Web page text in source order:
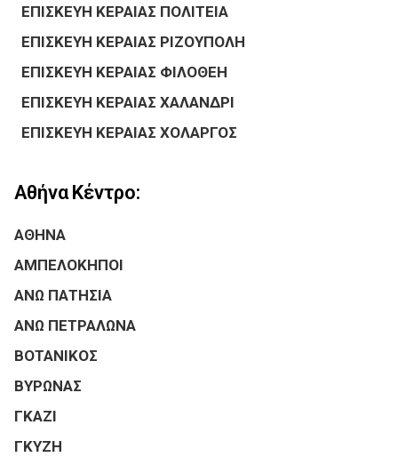
ΕΠΙΣΚΕΥΗ ΚΕΡΑΙΑΣ ΠΟΛΙΤΕΙΑ
ΕΠΙΣΚΕΥΗ ΚΕΡΑΙΑΣ ΡΙΖΟΥΠΟΛΗ
ΕΠΙΣΚΕΥΗ ΚΕΡΑΙΑΣ ΦΙΛΟΘΕΗ
ΕΠΙΣΚΕΥΗ ΚΕΡΑΙΑΣ ΧΑΛΑΝΔΡΙ
ΕΠΙΣΚΕΥΗ ΚΕΡΑΙΑΣ ΧΟΛΑΡΓΟΣ
Αθήνα Κέντρο:
ΑΘΗΝΑ
ΑΜΠΕΛΟΚΗΠΟΙ
ΑΝΩ ΠΑΤΗΣΙΑ
ΑΝΩ ΠΕΤΡΑΛΩΝΑ
ΒΟΤΑΝΙΚΟΣ
ΒΥΡΩΝΑΣ
ΓΚΑΖΙ
ΓΚΥΖΗ